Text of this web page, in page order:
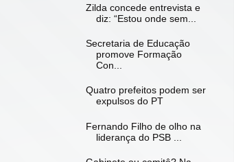
Zilda concede entrevista e
diz: “Estou onde sem...
Secretaria de Educação
promove Formação
Con...
Quatro prefeitos podem ser
expulsos do PT
Fernando Filho de olho na
liderança do PSB ...